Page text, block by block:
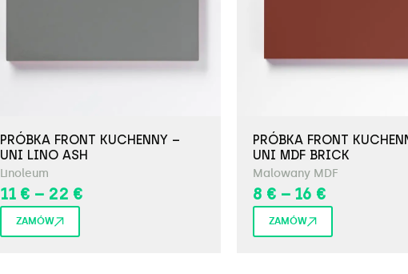
PRÓBKA FRONT KUCHENNY –
UNI LINO ASH
Linoleum
11 € – 22 €
ZAMÓW
PRÓBKA FRONT
UNI MDF BRICK
Malowany MDF
8 € – 16 €
ZAMÓW